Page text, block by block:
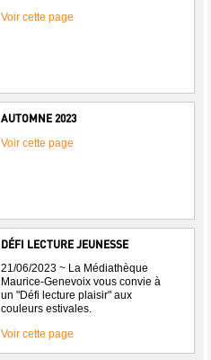
Voir cette page
AUTOMNE 2023
Voir cette page
DÉFI LECTURE JEUNESSE
21/06/2023 ~ La Médiathèque
Maurice-Genevoix vous convie à
un "Défi lecture plaisir" aux
couleurs estivales.
Voir cette page